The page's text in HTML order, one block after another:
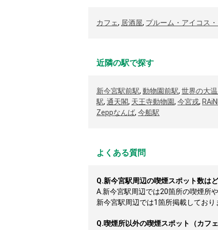
カフェ, 居酒屋, プルーム・アイコス
近隣の駅で探す
新今宮駅前駅, 動物園前駅, 世界の大
駅, 通天閣, 天王寺動物園, 今宮戎,
Zeppなんば, 今船駅
よくある質問
Q.新今宮駅周辺の喫煙スポット数は
A. 新今宮駅周辺では20箇所の喫煙所
新今宮駅周辺では1箇所掲載しており
Q.喫煙所以外の喫煙スポット（カフ